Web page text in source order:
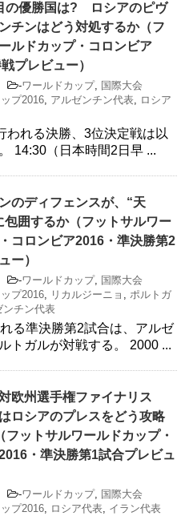
の優勝国は? ロシアのピヴ
チンはどう対処するか（フ
ルドカップ・コロンビア
プレビュー）
-ワールドカップ, 国際大会
プ2016, アルゼンチン代表, ロシア
われる決勝、3位決定戦は以
14:30（日本時間2日早 ...
のディフェンスが、“天
包囲するか（フットサルワー
コロンビア2016・準決勝第2
ー）
-ワールドカップ, 国際大会
プ2016, リカルジーニョ , ポルトガ
ンチン代表
る準決勝第2試合は、アルゼ
トガルが対戦する。 2000 ...
欧州選手権ファイナリス
ロシアのプレスをどう攻略
フットサルワールドカップ・
・準決勝第1試合プレビュ
-ワールドカップ, 国際大会
プ2016, ロシア代表, イラン代表